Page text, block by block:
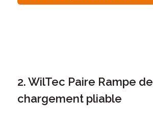
2. WilTec Paire Rampe de
chargement pliable